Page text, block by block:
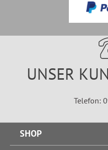
UNSER
Telefon:
SHOP